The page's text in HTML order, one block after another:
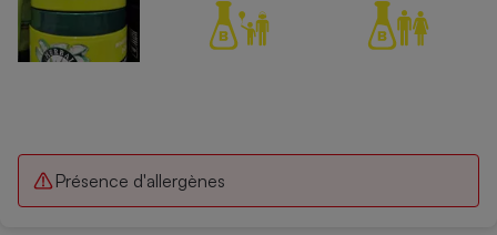
Présence d'allergènes